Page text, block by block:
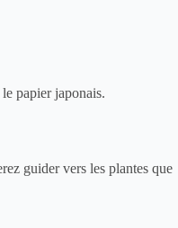
le papier japonais.
guider vers les plantes que